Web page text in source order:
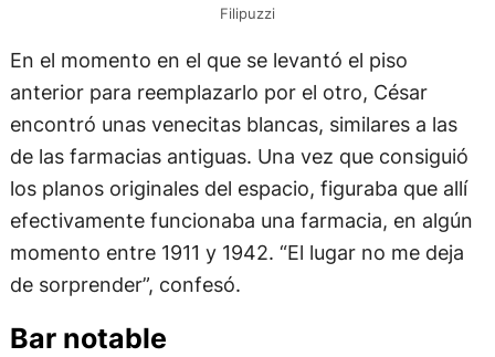
Filipuzzi
En el momento en el que se levantó el piso
anterior para reemplazarlo por el otro, César
encontró unas venecitas blancas, similares a las
de las farmacias antiguas. Una vez que consiguió
los planos originales del espacio, figuraba que allí
efectivamente funcionaba una farmacia, en algún
momento entre 1911 y 1942. “El lugar no me deja
de sorprender”, confesó.
Bar notable